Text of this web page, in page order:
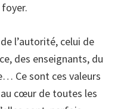
l’autorité, celui de
des enseignants, du
Ce sont ces valeurs
cœur de toutes les